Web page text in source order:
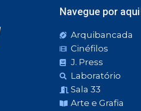
Navegue por
Arquibancada
Cinéfilos
J. Press
Laboratório
Sala 33
Arte e Grafia